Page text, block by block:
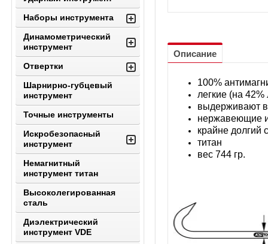
Наборы инструмента
Динамометрический
инструмент
Отвертки
Шарнирно-губцевый
инструмент
Точные инструменты
Искробезопасный
инструмент
Немагнитный
инструмент титан
Высоколегированная
сталь
Диэлектрический
инструмент VDE
Описание
100%
легкие (на 42%
выдерживают
нержавеющие и
крайне долгий
титан
вес 744 гр.